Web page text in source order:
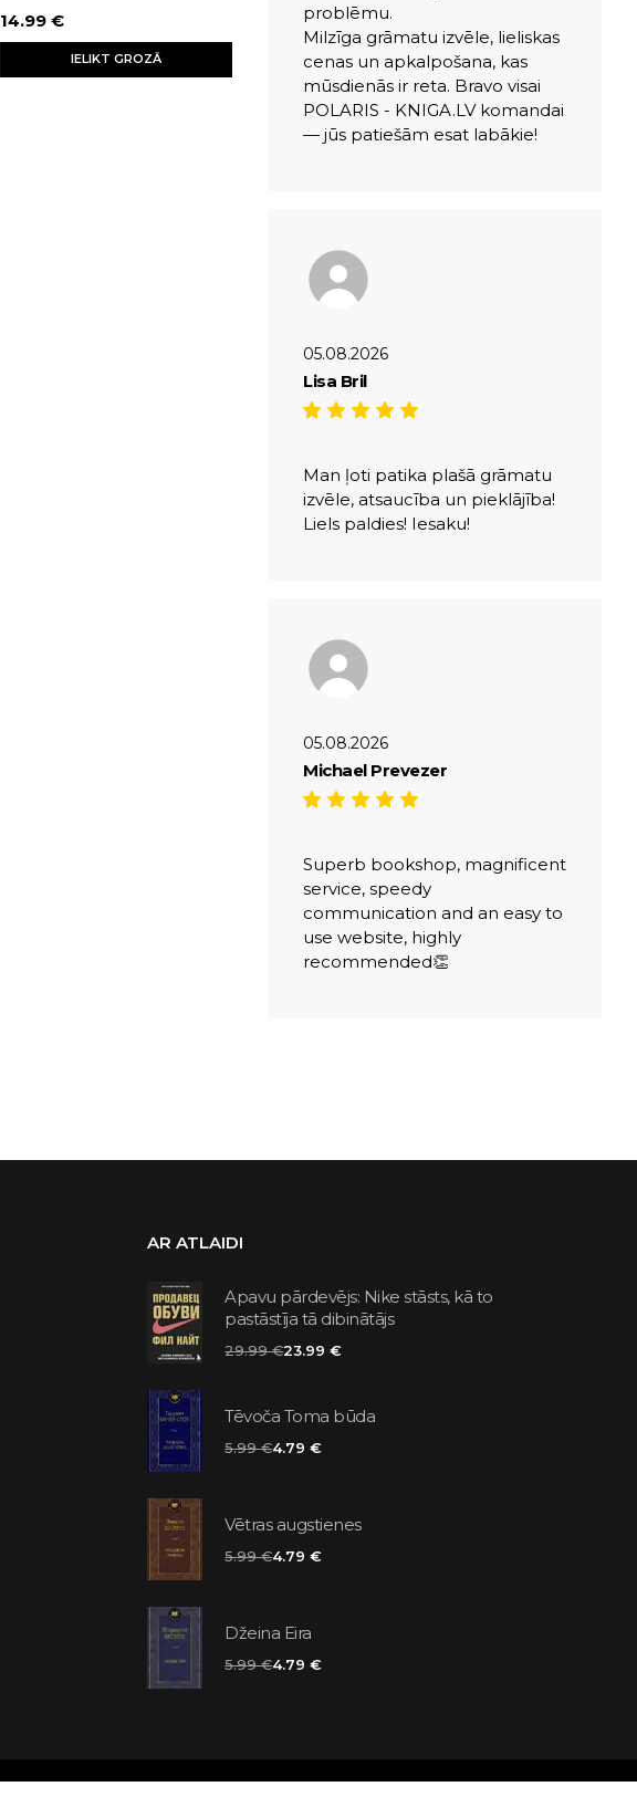
14.99 €
IELIKT GROZĀ
problēmu.
Milzīga grāmatu izvēle, lieliskas
cenas un apkalpošana, kas
mūsdienās ir reta. Bravo visai
POLARIS - KNIGA.LV komandai
— jūs patiešām esat labākie!
05.08.2026
Lisa Bril
Man ļoti patika plašā grāmatu
izvēle, atsaucība un pieklājība!
Liels paldies! Iesaku!
05.08.2026
Michael Prevezer
Superb bookshop, magnificent
service, speedy
communication and an easy to
use website, highly
recommended👏
AR ATLAIDI
Apavu pārdevējs: Nike stāsts, kā to
pastāstīja tā dibinātājs
29.99 €23.99 €
Tēvoča Toma būda
5.99 €4.79 €
Vētras augstienes
5.99 €4.79 €
Džeina Eira
5.99 €4.79 €